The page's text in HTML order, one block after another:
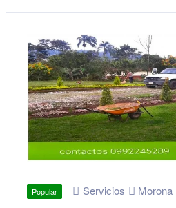
Popular Servicios Morona